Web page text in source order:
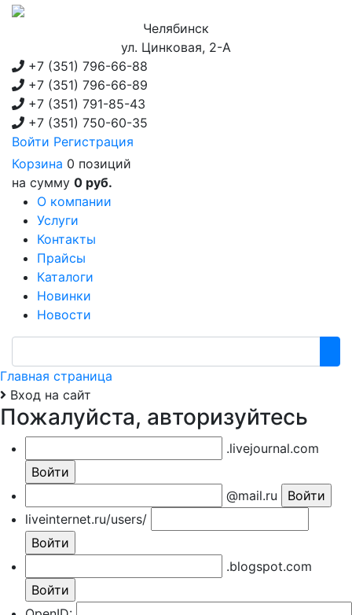
Челябинск
ул. Цинковая, 2-А
+7 (351) 796-66-88
+7 (351) 796-66-89
+7 (351) 791-85-43
+7 (351) 750-60-35
Войти Регистрация
Корзина 0 позиций
на сумму 0 руб.
О компании
Услуги
Контакты
Прайсы
Каталоги
Новинки
Новости
Главная страница
Вход на сайт
Пожалуйста, авторизуйтесь
.livejournal.com
@mail.ru
liveinternet.ru/users/
.blogspot.com